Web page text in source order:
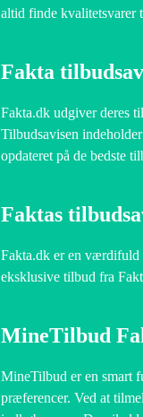
altid finde kvalitetsvarer
Fakta
Fakta.dk udgiver deres
Tilbudsavisen
opdateret på de bedste
Faktas
Fakta.dk er en værdifuld
eksklusive tilbud fra
MineTilbud
MineTilbud er en smart
præferencer. Ved at